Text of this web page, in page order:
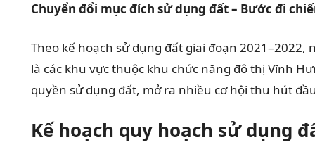
Chuyển đổi mục đích sử dụng đất – Bước đi
Theo kế hoạch sử dụng đất giai đoạn
là các khu vực thuộc khu chức năng đô thị Vĩnh
quyền sử dụng đất, mở ra nhiều cơ hội thu hút
Kế hoạch quy hoạch sử dụng